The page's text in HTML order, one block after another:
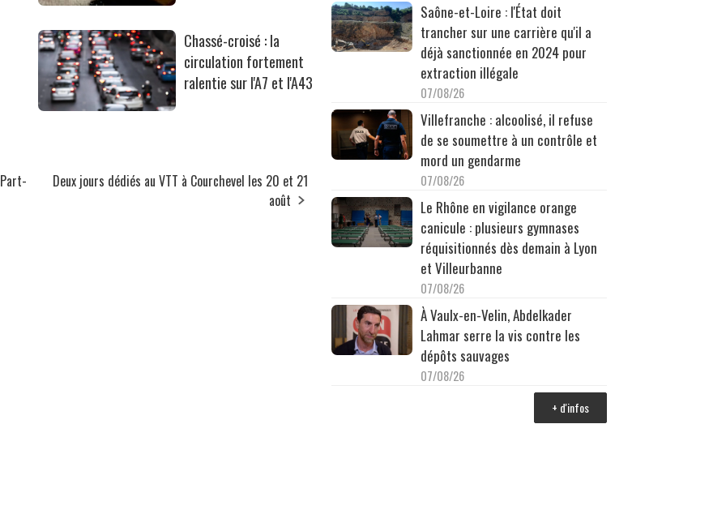
Chassé-croisé : la
circulation fortement
ralentie sur l'A7 et l'A43
Deux jours dédiés au VTT à Courchevel les 20 et 21
août
Saône-et-Loire : l'État doit
trancher sur une carrière qu'il a
déjà sanctionnée en 2024 pour
extraction illégale
07/08/26
Villefranche : alcoolisé, il refuse
de se soumettre à un contrôle et
mord un gendarme
07/08/26
Le Rhône en vigilance orange
canicule : plusieurs gymnases
réquisitionnés dès demain à Lyon
et Villeurbanne
07/08/26
À Vaulx-en-Velin, Abdelkader
Lahmar serre la vis contre les
dépôts sauvages
07/08/26
+ d'infos